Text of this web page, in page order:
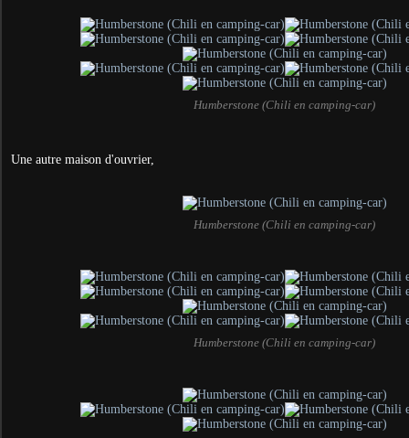
Humberstone (Chili en camping-car)
Une autre maison d'ouvrier,
Humberstone (Chili en camping-car)
Humberstone (Chili en camping-car)